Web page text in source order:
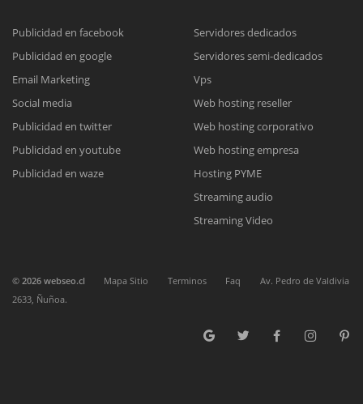
Reunión online
Nuestros ejecutivos le enviarán un correo electrónico con el enlace a
Meet para la reunión online.
Complete el formulario y nos contactaremos a la brevedad.
Chat Online
Todos nuestros ejecutivos están fuera de línea. Complete el
formulario para enviarnos un correo electrónico con sus datos
personales.
Publicidad en facebook
Publicidad en google
Email Marketing
Social media
Publicidad en twitter
Publicidad en youtube
Publicidad en waze
Servidores dedicados
Servidores semi-dedicados
Vps
Web hosting reseller
Web hosting corporativo
Web hosting empresa
Hosting PYME
Streaming audio
Streaming Video
© 2026 webseo.cl Mapa Sitio Terminos Faq
Av. Pedro de Valdivia
2633, Ñuñoa.